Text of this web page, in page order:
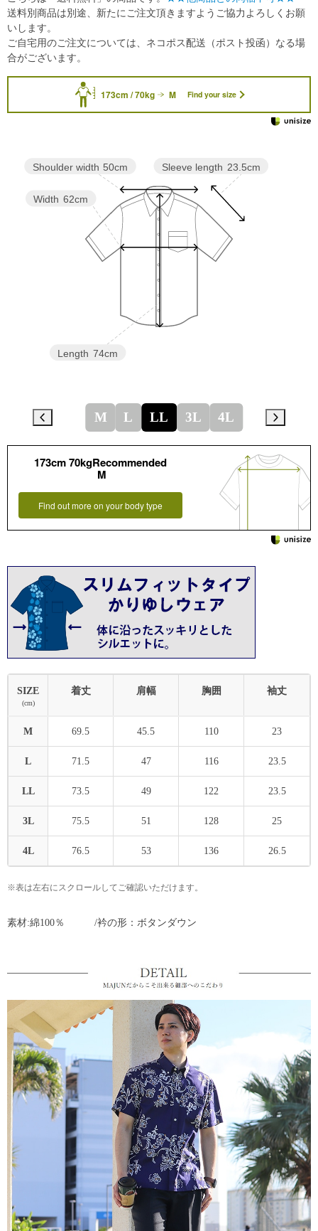
173cm / 70kg M Find your size
Sleeve length 23.5cm
Length 74cm
Width 62cm
Shoulder width 50cm
M L LL 3L 4L
173cm 70kgRecommended
M
Find out more on your body type
SIZE
(cm)
着丈 肩幅 胸囲 袖丈
M 69.5 45.5 110 23
L 71.5 47 116 23.5
LL 73.5 49 122 23.5
3L 75.5 51 128 25
4L 76.5 53 136 26.5
※表は左右にスクロールしてご確認いただけます。
素材:綿100％ /衿の形：ボタンダウン
送料別商品は別途、新たにご注文頂きますようご協力よろしくお願
いします。
ご自宅用のご注文については、ネコポス配送（ポスト投函）なる場
合がございます。